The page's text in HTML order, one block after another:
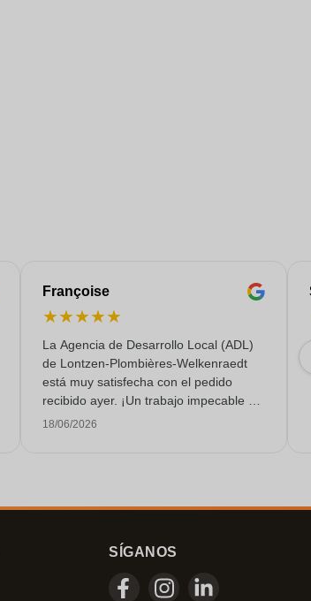
Françoise
★★★★★
La Agencia de Desarrollo Local (ADL)
de Lontzen-Plombières-Welkenraedt
está muy satisfecha con el pedido
recibido ayer. ¡Un trabajo impecable y
un servicio de calidad!
18/06/2026
SÍGANOS